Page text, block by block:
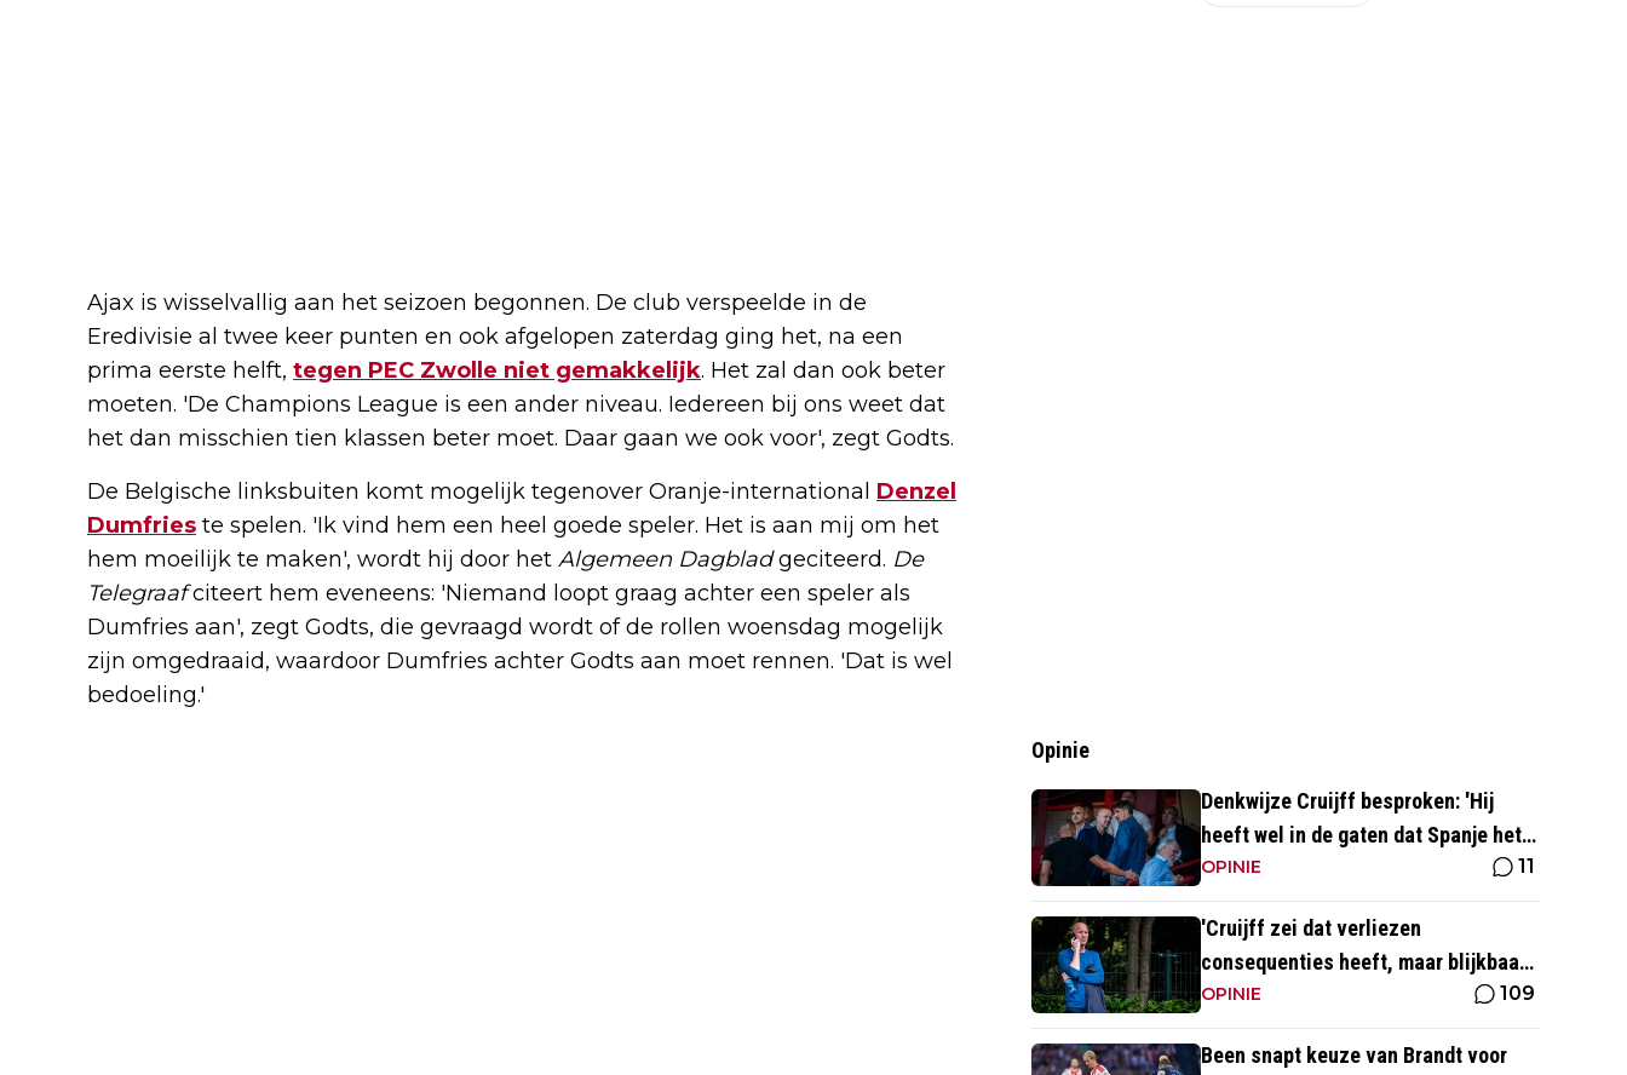
Ajax is wisselvallig aan het seizoen begonnen. De club verspeelde in de
Eredivisie al twee keer punten en ook afgelopen zaterdag ging het, na een
prima eerste helft, tegen PEC Zwolle niet gemakkelijk. Het zal dan ook beter
moeten. 'De Champions League is een ander niveau. Iedereen bij ons weet dat
het dan misschien tien klassen beter moet. Daar gaan we ook voor', zegt Godts.
De Belgische linksbuiten komt mogelijk tegenover Oranje-international Denzel
Dumfries te spelen. 'Ik vind hem een heel goede speler. Het is aan mij om het
hem moeilijk te maken', wordt hij door het Algemeen Dagbladgeciteerd. De
Telegraafciteert hem eveneens: 'Niemand loopt graag achter een speler als
Dumfries aan', zegt Godts, die gevraagd wordt of de rollen woensdag mogelijk
zijn omgedraaid, waardoor Dumfries achter Godts aan moet rennen. 'Dat is wel
bedoeling.'
Opinie
Denkwijze Cruijff besproken: 'Hij
heeft wel in de gaten dat Spanje het
hoogste is in het voetbal'
OPINIE 11
'Cruijff zei dat verliezen
consequenties heeft, maar blijkbaar
niet voor de trainer van Ajax 1'
OPINIE 109
Been snapt keuze van Brandt voor